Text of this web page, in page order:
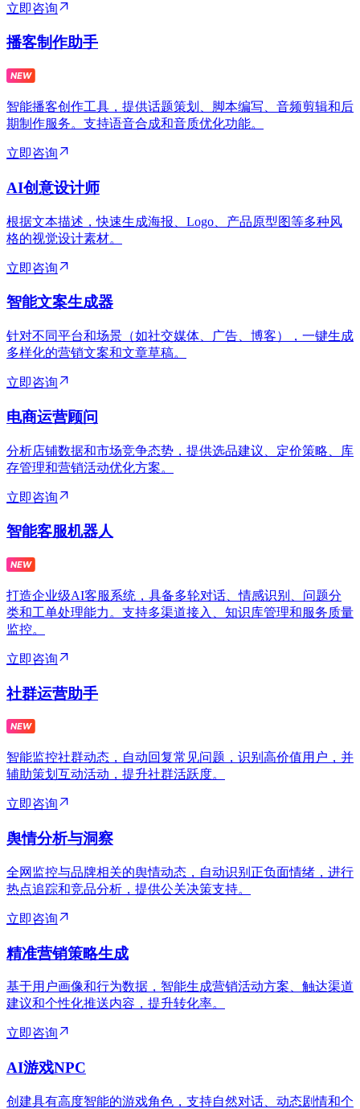
立即咨询
播客制作助手
智能播客创作工具，提供话题策划、脚本编写、音频剪辑和后
期制作服务。支持语音合成和音质优化功能。
立即咨询
AI创意设计师
根据文本描述，快速生成海报、Logo、产品原型图等多种风
格的视觉设计素材。
立即咨询
智能文案生成器
针对不同平台和场景（如社交媒体、广告、博客），一键生成
多样化的营销文案和文章草稿。
立即咨询
电商运营顾问
分析店铺数据和市场竞争态势，提供选品建议、定价策略、库
存管理和营销活动优化方案。
立即咨询
智能客服机器人
打造企业级AI客服系统，具备多轮对话、情感识别、问题分
类和工单处理能力。支持多渠道接入、知识库管理和服务质量
监控。
立即咨询
社群运营助手
智能监控社群动态，自动回复常见问题，识别高价值用户，并
辅助策划互动活动，提升社群活跃度。
立即咨询
舆情分析与洞察
全网监控与品牌相关的舆情动态，自动识别正负面情绪，进行
热点追踪和竞品分析，提供公关决策支持。
立即咨询
精准营销策略生成
基于用户画像和行为数据，智能生成营销活动方案、触达渠道
建议和个性化推送内容，提升转化率。
立即咨询
AI游戏NPC
创建具有高度智能的游戏角色，支持自然对话、动态剧情和个